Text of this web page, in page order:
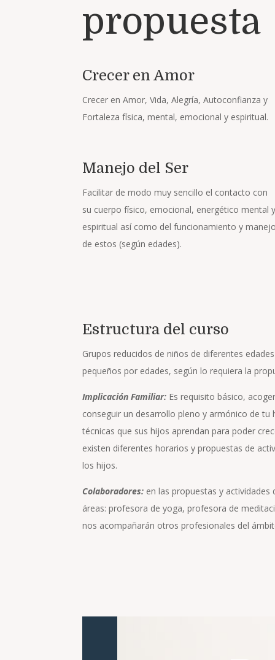
propuesta
Crecer en Amor
Crecer en Amor, Vida, Alegría, Autoconfianza y
Fortaleza física, mental, emocional y espiritual.
Manejo del Ser
Facilitar de modo muy sencillo el contacto con
su cuerpo físico, emocional, energético mental
espiritual así como del funcionamiento y
de estos (según edades).
Estructura del curso
Grupos reducidos de niños de diferentes
pequeños por edades, según lo requiera la
Implicación Familiar: Es requisito básico,
conseguir un desarrollo pleno y armónico de
técnicas que sus hijos aprendan para poder
existen diferentes horarios y propuestas de
los hijos.
Colaboradores: en las propuestas y
áreas: profesora de yoga, profesora de
nos acompañarán otros profesionales del